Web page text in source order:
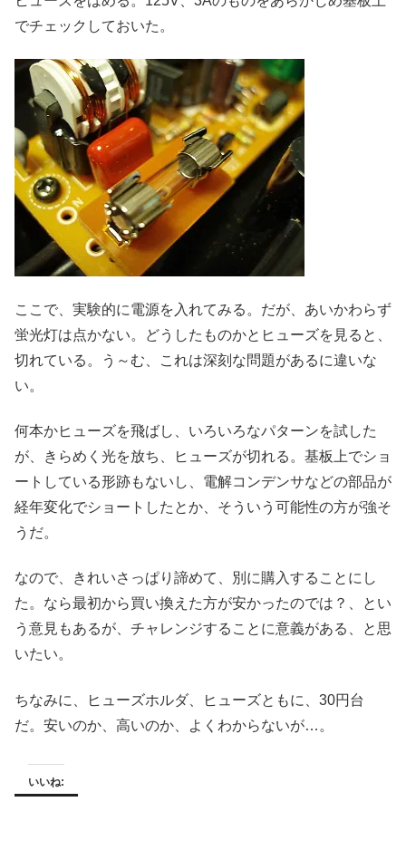
でチェックしておいた。
ここで、実験的に電源を入れてみる。だが、あいかわらず
蛍光灯は点かない。どうしたものかとヒューズを見ると、
切れている。う～む、これは深刻な問題があるに違いな
い。
何本かヒューズを飛ばし、いろいろなパターンを試した
が、きらめく光を放ち、ヒューズが切れる。基板上でショ
ートしている形跡もないし、電解コンデンサなどの部品が
経年変化でショートしたとか、そういう可能性の方が強そ
うだ。
なので、きれいさっぱり諦めて、別に購入することにし
た。なら最初から買い換えた方が安かったのでは？、とい
う意見もあるが、チャレンジすることに意義がある、と思
いたい。
ちなみに、ヒューズホルダ、ヒューズともに、30円台
だ。安いのか、高いのか、よくわからないが…。
いいね: